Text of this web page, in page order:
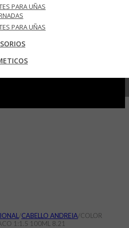
PARA UÑAS
PARA UÑAS
/CABELLO ANDREIA/COLOR
1:1.5 100ML 8.21